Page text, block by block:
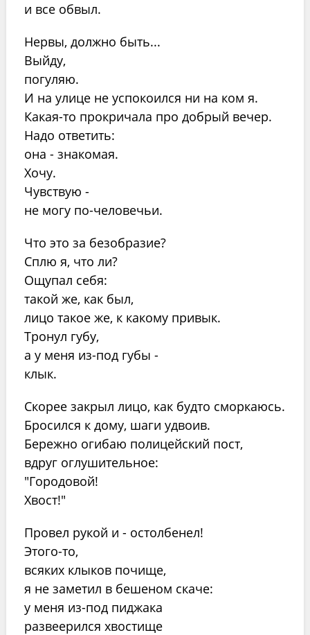
и все обвыл.
Нервы, должно быть...
Выйду,
погуляю.
И на улице не успокоился ни на ком я.
Какая-то прокричала про добрый вечер.
Надо ответить:
она - знакомая.
Хочу.
Чувствую -
не могу по-человечьи.
Что это за безобразие?
Сплю я, что ли?
Ощупал себя:
такой же, как был,
лицо такое же, к какому привык.
Тронул губу,
а у меня из-под губы -
клык.
Скорее закрыл лицо, как будто сморкаюсь.
Бросился к дому, шаги удвоив.
Бережно огибаю полицейский пост,
вдруг оглушительное:
"Городовой!
Хвост!"
Провел рукой и - остолбенел!
Этого-то,
всяких клыков почище,
я не заметил в бешеном скаче:
у меня из-под пиджака
развеерился хвостище